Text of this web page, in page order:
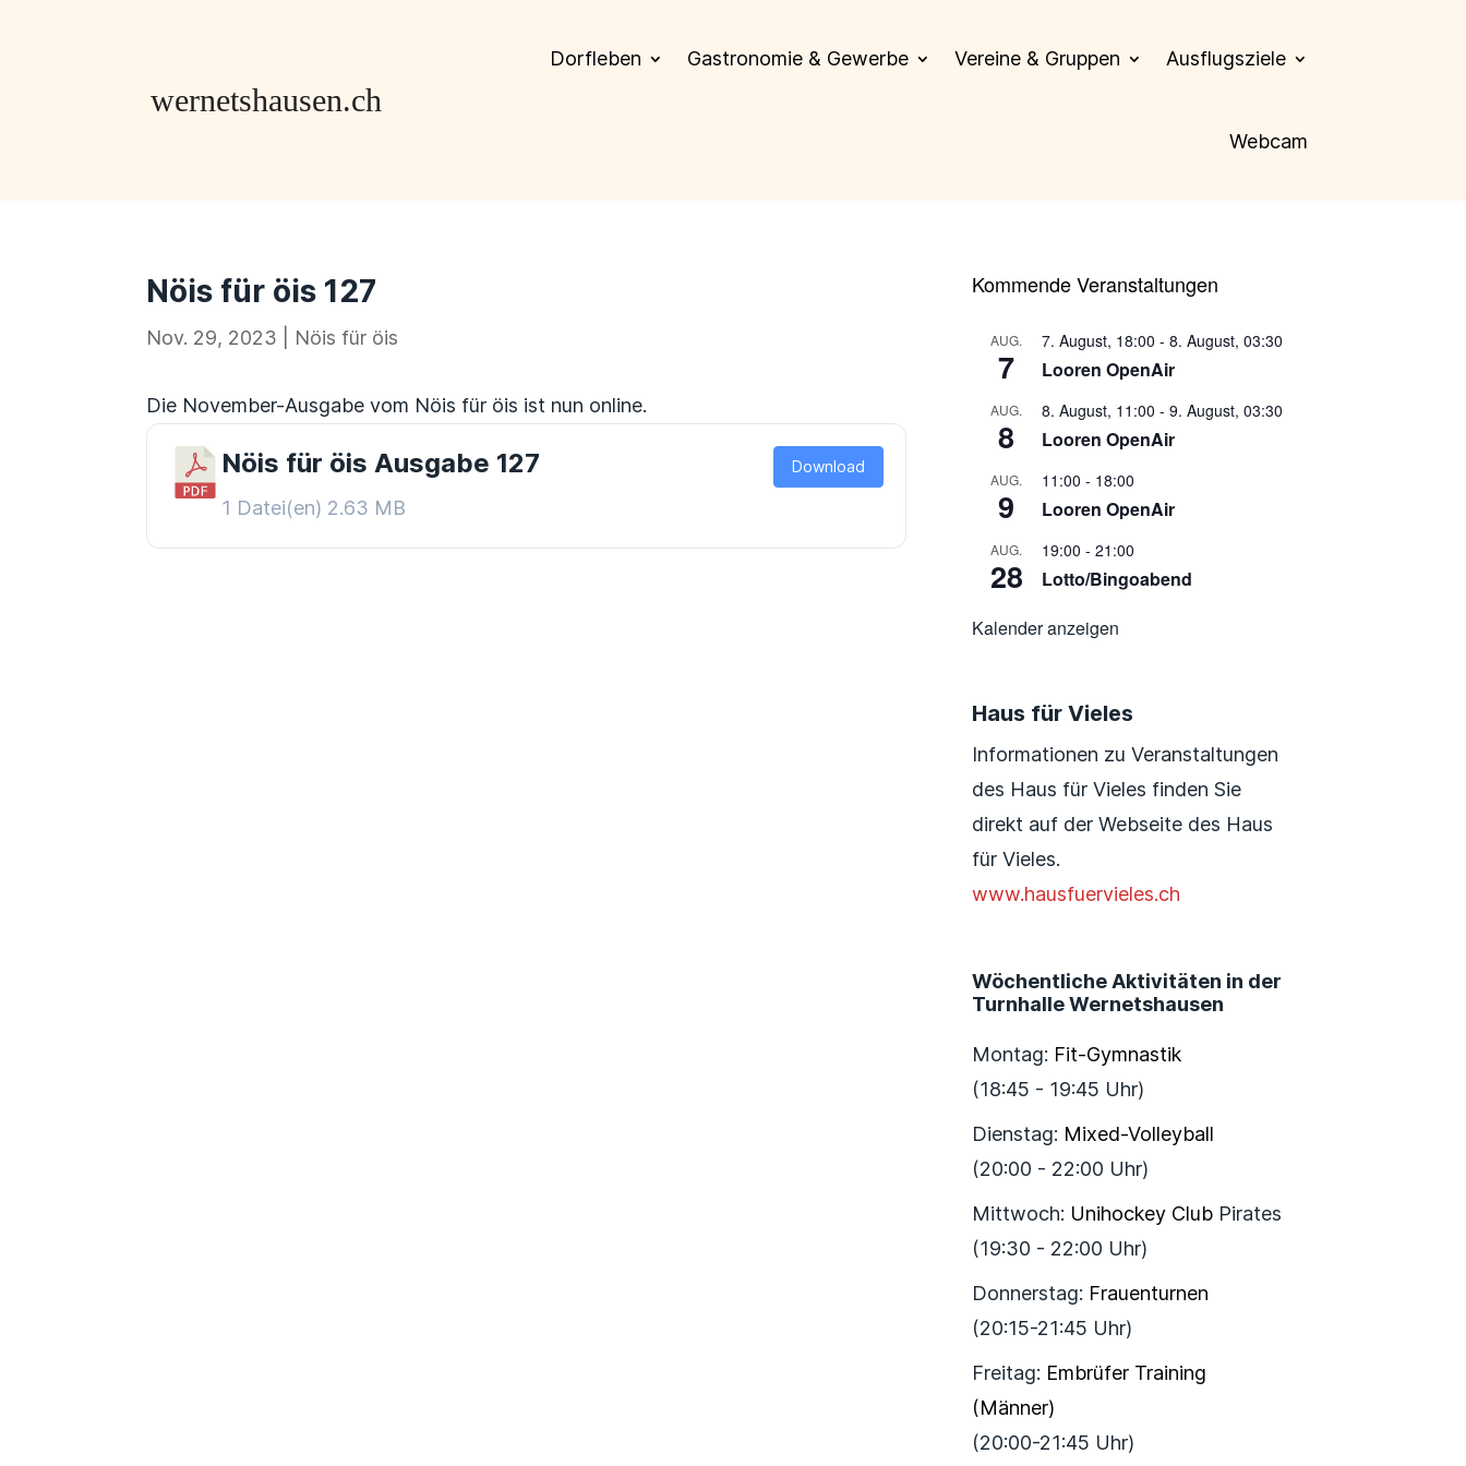
Dorfleben Gastronomie & Gewerbe Vereine & Gruppen Ausflugsziele
Webcam
Nöis für öis 127
Nov. 29, 2023 Nöis für öis
Die November-Ausgabe vom Nöis für öis ist nun online.
Nöis für öis Ausgabe 127
1 Datei(en) 2.63 MB
Download
Kommende Veranstaltungen
AUG.
7
7. August, 18:00 - 8. August, 03:30
Looren OpenAir
AUG.
8
8. August, 11:00 - 9. August, 03:30
Looren OpenAir
AUG.
9
11:00 - 18:00
Looren OpenAir
AUG.
28
19:00 - 21:00
Lotto/Bingoabend
Kalender anzeigen
Haus für Vieles
Informationen zu Veranstaltungen
des Haus für Vieles finden Sie
direkt auf der Webseite des Haus
für Vieles.
www.hausfuervieles.ch
Wöchentliche Aktivitäten in der
Turnhalle Wernetshausen
Montag: Fit-Gymnastik
(18:45 - 19:45 Uhr)
Dienstag: Mixed-Volleyball
(20:00 - 22:00 Uhr)
Mittwoch: Unihockey ClubPirates
(19:30 - 22:00 Uhr)
Donnerstag: Frauenturnen
(20:15-21:45 Uhr)
Freitag: Embrüfer Training
(Männer)
(20:00-21:45 Uhr)